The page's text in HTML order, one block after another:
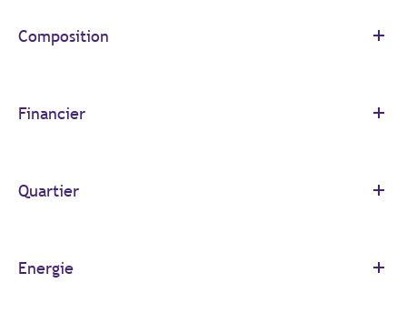
Composition
Financier
Quartier
Energie